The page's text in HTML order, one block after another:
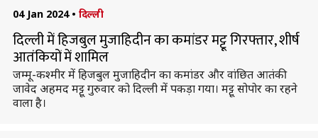
04 Jan 2024 • दिल्ली
दिल्ली में हिजबुल मुजाहिदीन का कमांडर मट्टू गिरफ्तार, शीर्ष
आतंकियों में शामिल
जम्मू-कश्मीर में हिजबुल मुजाहिदीन का कमांडर और वांछित आतंकी
जावेद अहमद मट्टू गुरुवार को दिल्ली में पकड़ा गया। मट्टू सोपोर का रहने
वाला है।